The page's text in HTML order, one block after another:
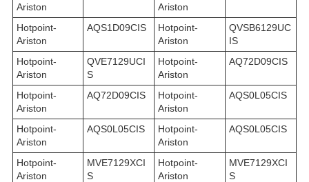
Ariston
Ariston
Hotpoint-
Ariston
AQS1D09CIS
Hotpoint-
Ariston
QVSB6129UC
IS
Hotpoint-
Ariston
QVE7129UCI
S
Hotpoint-
Ariston
AQ72D09CIS
Hotpoint-
Ariston
AQ72D09CIS
Hotpoint-
Ariston
AQS0L05CIS
Hotpoint-
Ariston
AQS0L05CIS
Hotpoint-
Ariston
AQS0L05CIS
Hotpoint-
Ariston
MVE7129XCI
S
Hotpoint-
Ariston
MVE7129XCI
S